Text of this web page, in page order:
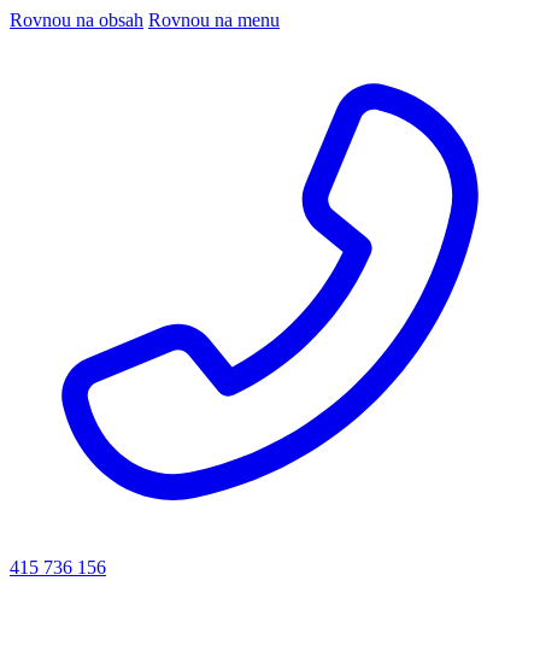
Rovnou na obsah Rovnou na menu
415 736 156